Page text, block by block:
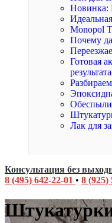
Новинка:
Monopol
Почему
Готовая
Лак для
Консультация без
8 (495) 642-22-01 • 8 (925)